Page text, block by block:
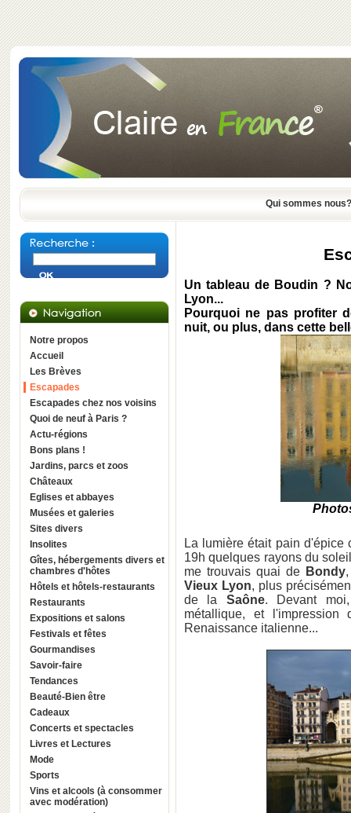
Qui sommes nous?
Notre propos
Accueil
Les Brèves
Escapades
Escapades chez nos voisins
Quoi de neuf à Paris ?
Actu-régions
Bons plans !
Jardins, parcs et zoos
Châteaux
Eglises et abbayes
Musées et galeries
Sites divers
Insolites
Gîtes, hébergements divers et
chambres d'hôtes
Hôtels et hôtels-restaurants
Restaurants
Expositions et salons
Festivals et fêtes
Gourmandises
Savoir-faire
Tendances
Beauté-Bien être
Cadeaux
Concerts et spectacles
Livres et Lectures
Mode
Sports
Vins et alcools (à consommer
avec modération)
Un tableau de Boudin ?
Lyon...
Pourquoi ne pas profiter
nuit, ou plus, dans cette
La lumière était pain
19h quelques rayons du
me trouvais quai de Bondy
Vieux Lyon, plus
de la Saône. Devant
métallique, et
Renaissance italienne...